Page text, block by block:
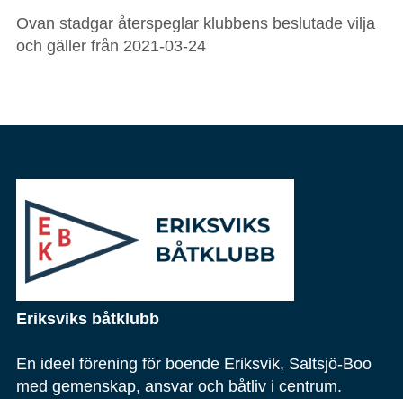
Ovan stadgar återspeglar klubbens beslutade vilja
och gäller från 2021-03-24
Eriksviks båtklubb
En ideel förening för boende Eriksvik, Saltsjö-Boo
med gemenskap, ansvar och båtliv i centrum.